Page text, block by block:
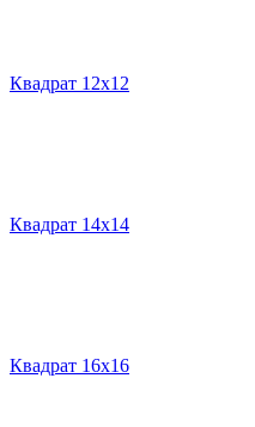
Квадрат 12х12
Квадрат 14х14
Квадрат 16х16